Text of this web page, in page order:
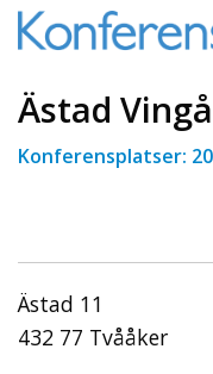
Ästad
Konferensplatser:
Ästad 11
432 77 Tvååker